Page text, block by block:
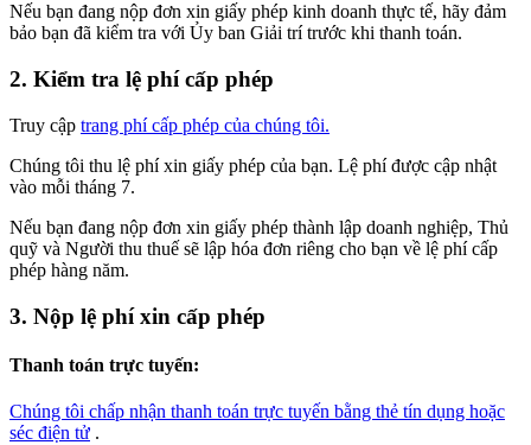
Nếu bạn đang nộp đơn xin giấy phép kinh doanh thực tế, hãy đảm
bảo bạn đã kiểm tra với Ủy ban Giải trí trước khi thanh toán.
2. Kiểm tra lệ phí cấp phép
Truy cập trang phí cấp phép của chúng tôi.
Chúng tôi thu lệ phí xin giấy phép của bạn. Lệ phí được cập nhật
vào mỗi tháng 7.
Nếu bạn đang nộp đơn xin giấy phép thành lập doanh nghiệp, Thủ
quỹ và Người thu thuế sẽ lập hóa đơn riêng cho bạn về lệ phí cấp
phép hàng năm.
3. Nộp lệ phí xin cấp phép
Thanh toán trực tuyến:
Chúng tôi chấp nhận thanh toán trực tuyến bằng thẻ tín dụng hoặc
séc điện tử .